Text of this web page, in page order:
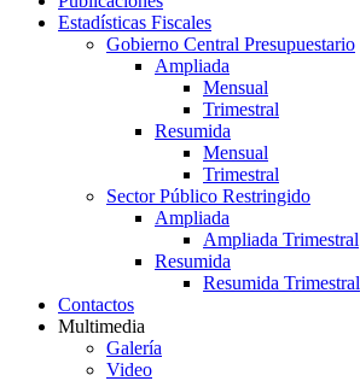
Estadísticas Fiscales
Gobierno Central Presupuestario
Ampliada
Mensual
Trimestral
Resumida
Mensual
Trimestral
Sector Público Restringido
Ampliada
Ampliada Trimestral
Resumida
Resumida Trimestral
Contactos
Multimedia
Galería
Video